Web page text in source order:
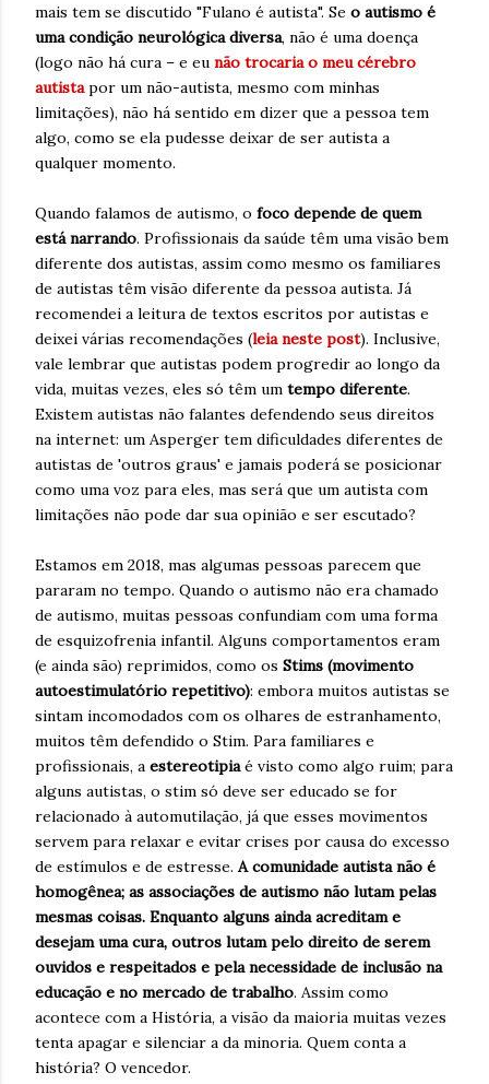
mais tem se discutido "Fulano é autista". Se o autismo é
uma condição neurológica diversa, não é uma doença
(logo não há cura – e eu não trocaria o meu cérebro
autistapor um não-autista, mesmo com minhas
limitações), não há sentido em dizer que a pessoa tem
algo, como se ela pudesse deixar de ser autista a
qualquer momento.
Quando falamos de autismo, o foco depende de quem
está narrando. Profissionais da saúde têm uma visão bem
diferente dos autistas, assim como mesmo os familiares
de autistas têm visão diferente da pessoa autista. Já
recomendei a leitura de textos escritos por autistas e
deixei várias recomendações (leia neste post). Inclusive,
vale lembrar que autistas podem progredir ao longo da
vida, muitas vezes, eles só têm um tempo diferente.
Existem autistas não falantes defendendo seus direitos
na internet: um Asperger tem dificuldades diferentes de
autistas de 'outros graus' e jamais poderá se posicionar
como uma voz para eles, mas será que um autista com
limitações não pode dar sua opinião e ser escutado?
Estamos em 2018, mas algumas pessoas parecem que
pararam no tempo. Quando o autismo não era chamado
de autismo, muitas pessoas confundiam com uma forma
de esquizofrenia infantil. Alguns comportamentos eram
(e ainda são) reprimidos, como os Stims (movimento
autoestimulatório repetitivo): embora muitos autistas se
sintam incomodados com os olhares de estranhamento,
muitos têm defendido o Stim. Para familiares e
profissionais, a estereotipiaé visto como algo ruim; para
alguns autistas, o stim só deve ser educado se for
relacionado à automutilação, já que esses movimentos
servem para relaxar e evitar crises por causa do excesso
de estímulos e de estresse. A comunidade autista não é
homogênea; as associações de autismo não lutam pelas
mesmas coisas. Enquanto alguns ainda acreditam e
desejam uma cura, outros lutam pelo direito de serem
ouvidos e respeitados e pela necessidade de inclusão na
educação e no mercado de trabalho. Assim como
acontece com a História, a visão da maioria muitas vezes
tenta apagar e silenciar a da minoria. Quem conta a
história? O vencedor.